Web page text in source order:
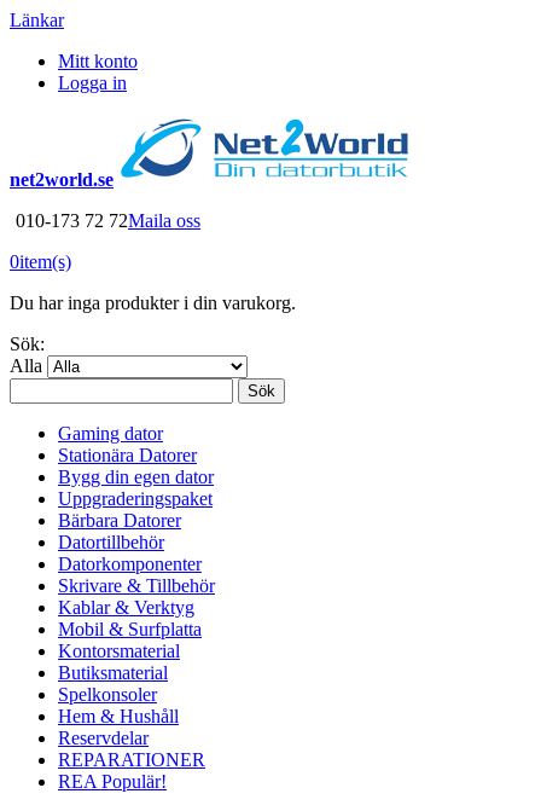
Länkar
Mitt konto
Logga in
net2world.se
010-173 72 72Maila oss
0item(s)
Du har inga produkter i din varukorg.
Sök:
Alla
Sök
Gaming dator
Stationära Datorer
Bygg din egen dator
Uppgraderingspaket
Bärbara Datorer
Datortillbehör
Datorkomponenter
Skrivare & Tillbehör
Kablar & Verktyg
Mobil & Surfplatta
Kontorsmaterial
Butiksmaterial
Spelkonsoler
Hem & Hushåll
Reservdelar
REPARATIONER
REA Populär!